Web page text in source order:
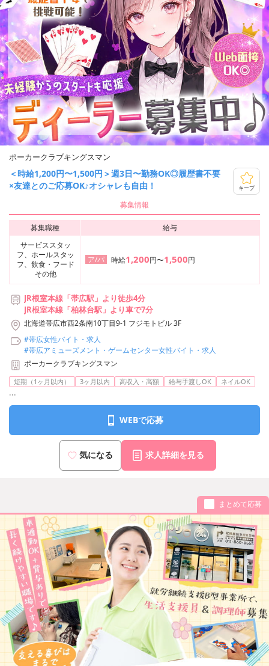
ポーカークラブキングスマン
＜時給1,200円〜1,500円＞週3日〜勤務OK◎履歴書不要
×友達とのご応募OK♪オシャレも自由！
キープ
募集情報
募集職種
給与
サービススタッ
フ、ホールスタッ
フ、飲食・フード
その他
ア/パ 時給1,200円〜1,500円
JR根室本線「帯広駅」より徒歩4分
JR根室本線「柏林台駅」より車で7分
北海道帯広市西2条南10丁目9-1 フジモトビル 3F
#帯広女性バイト・求人
#帯広アミューズメント・ゲームセンター女性バイト・求人
ポーカークラブキングスマン
短期（1ヶ月以内） 3ヶ月以内 高収入・高額 給与手渡しOK ネイルOK
...
WEBで応募
気になる 求人詳細を見る
まとめて応募